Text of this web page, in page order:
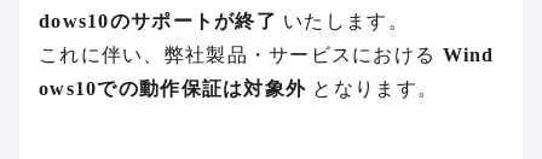
dows10のサポートが終了 いたします。
これに伴い、弊社製品・サービスにおける Wind
ows10での動作保証は対象外 となります。